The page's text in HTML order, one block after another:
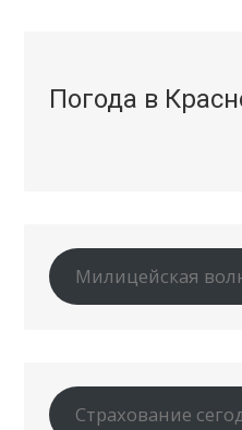
Погода в
Милицейская
Страхование